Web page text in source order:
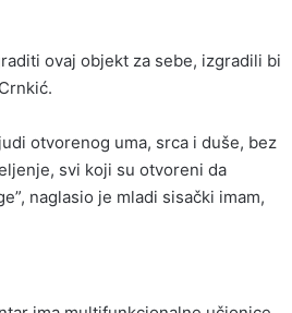
ovaj objekt za sebe, izgradili bi
otvorenog uma, srca i duše, bez
svi koji su otvoreni da
naglasio je mladi sisački imam,